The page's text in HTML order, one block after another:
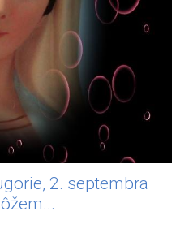
2. septembra